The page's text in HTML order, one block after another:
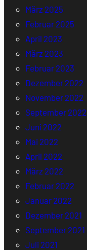
März 2025
Februar 2025
April 2023
März 2023
Februar 2023
Dezember 2022
November 2022
September 2022
Juni 2022
Mai 2022
April 2022
März 2022
Februar 2022
Januar 2022
Dezember 2021
September 2021
Juli 2021